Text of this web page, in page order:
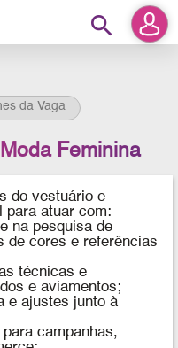
search
da Vaga
Feminina
do vestuário e
para atuar com:
na pesquisa de
de cores e referências
técnicas e
e aviamentos;
e ajustes junto à
campanhas,